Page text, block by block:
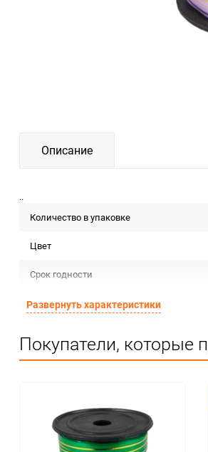
Описание
..
Количество в упаковке
Цвет
Срок годности
Предназначение товара
Особые условия
Количество в коробке
Единица измерения
Развернуть характеристики
Покупатели, которые